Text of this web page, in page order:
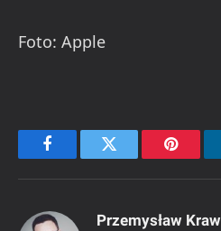
Foto: Apple
FacebookTwitter
Przemysław